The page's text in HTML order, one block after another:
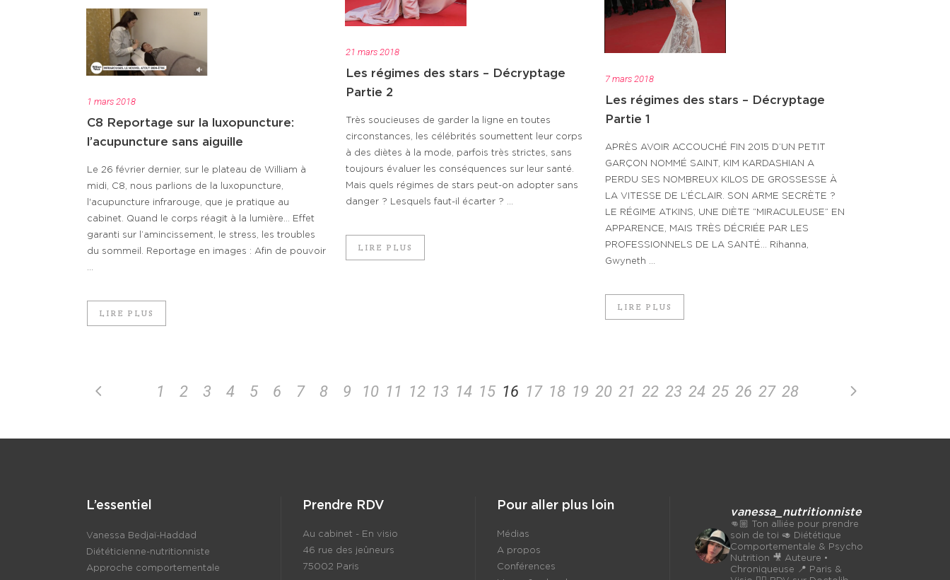
21 mars 2018
Les régimes des stars – Décryptage
Partie 2
Très soucieuses de garder la ligne en toutes
circonstances, les célébrités soumettent leur corps
à des diètes à la mode, parfois très strictes, sans
toujours évaluer les conséquences sur leur santé.
Mais quels régimes de stars peut-on adopter sans
danger ? Lesquels faut-il écarter ? ...
LIRE PLUS
7 mars 2018
Les régimes des stars – Décryptage
Partie 1
APRÈS AVOIR ACCOUCHÉ FIN 2015 D’UN PETIT
GARÇON NOMMÉ SAINT, KIM KARDASHIAN A
PERDU SES NOMBREUX KILOS DE GROSSESSE À
LA VITESSE DE L’ÉCLAIR. SON ARME SECRÈTE ?
LE RÉGIME ATKINS, UNE DIÈTE “MIRACULEUSE” EN
APPARENCE, MAIS TRÈS DÉCRIÉE PAR LES
PROFESSIONNELS DE LA SANTÉ… Rihanna,
Gwyneth ...
LIRE PLUS
1 mars 2018
C8 Reportage sur la luxopuncture:
l’acupuncture sans aiguille
Le 26 février dernier, sur le plateau de William à
midi, C8, nous parlions de la luxopuncture,
l'acupuncture infrarouge, que je pratique au
cabinet. Quand le corps réagit à la lumière… Effet
garanti sur l’amincissement, le stress, les troubles
du sommeil. Reportage en images : Afin de pouvoir
...
LIRE PLUS
1 2 3 4 5 6 7 8 9 10 11 12 13 14 15 16 17 18 19 20 21 22 23 24 25 26 27 28
L’essentiel
Vanessa Bedjaï-Haddad
Diététicienne-nutritionniste
Approche comportementale
Prendre RDV
Au cabinet - En visio
46 rue des jeûneurs
75002 Paris
Pour aller plus loin
Médias
A propos
Conférences
vanessa_nutritionniste
👊🏼 Ton alliée pour prendre
soin de toi 🥑 Diététique
Comportementale & Psycho
Nutrition 🎥 Auteure •
Chroniqueuse 📍 Paris &